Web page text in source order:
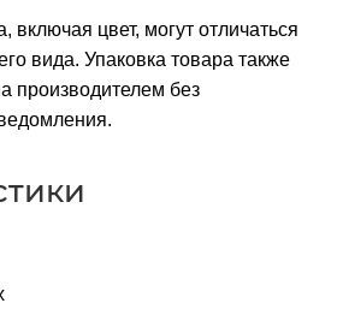
включая цвет, могут отличаться
вида. Упаковка товара также
производителем без